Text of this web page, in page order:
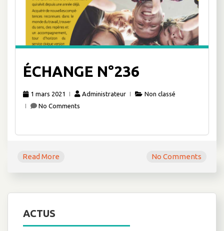
ÉCHANGE N°236
1 mars 2021 Administrateur
Non classé
No Comments
Read More No Comments
ACTUS